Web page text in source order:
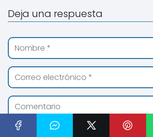
Deja una respuesta